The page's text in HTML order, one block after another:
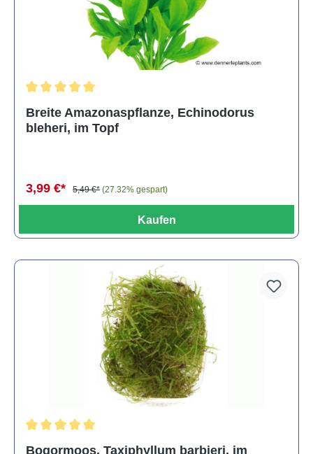
Breite Amazonaspflanze, Echinodorus
bleheri, im Topf
3,99 €* 5,49 €* (27.32% gespart)
Kaufen
Bogormoos, Taxiphyllum barbieri, im